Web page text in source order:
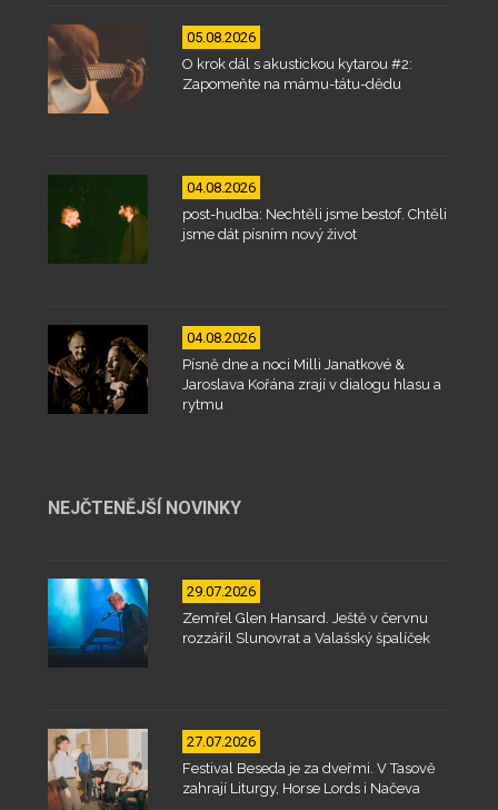
05.08.2026
O krok dál s akustickou kytarou #2:
Zapomeňte na mámu-tátu-dědu
04.08.2026
post-hudba: Nechtěli jsme bestof. Chtěli
jsme dát písním nový život
04.08.2026
Písně dne a noci Milli Janatkové &
Jaroslava Kořána zrají v dialogu hlasu a
rytmu
NEJČTENĚJŠÍ NOVINKY
29.07.2026
Zemřel Glen Hansard. Ještě v červnu
rozzářil Slunovrat a Valašský špalíček
27.07.2026
Festival Beseda je za dveřmi. V Tasově
zahrají Liturgy, Horse Lords i Načeva